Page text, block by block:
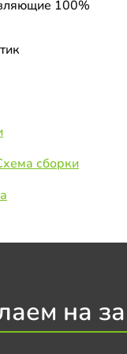
100%
сборки
на